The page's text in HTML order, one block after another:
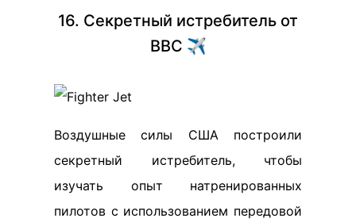
16. Секретный истребитель от
ВВС ✈️
Воздушные силы США построили
секретный истребитель, чтобы
изучать опыт натренированных
пилотов с использованием передовой